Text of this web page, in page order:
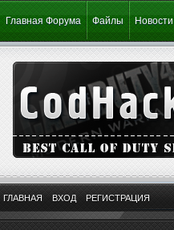
Главная Форума Файлы Новости
ГЛАВНАЯ ВХОД РЕГИСТРАЦИЯ